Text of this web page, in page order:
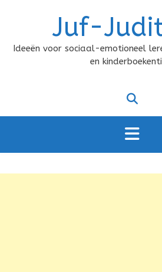
Juf-
Ideeën voor sociaal-emotioneel
en